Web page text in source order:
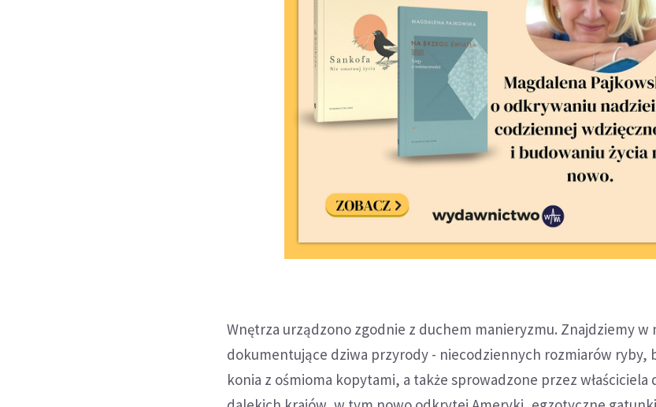
Wnętrza urządzono zgodnie z duchem manieryzmu. Znajdziemy w
dokumentujące dziwa przyrody - niecodziennych rozmiarów ryby,
konia z ośmioma kopytami, a także sprowadzone przez